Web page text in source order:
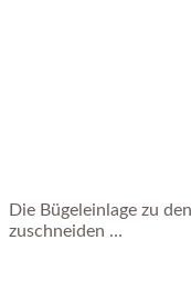
Die Bügeleinlage zu
zuschneiden …